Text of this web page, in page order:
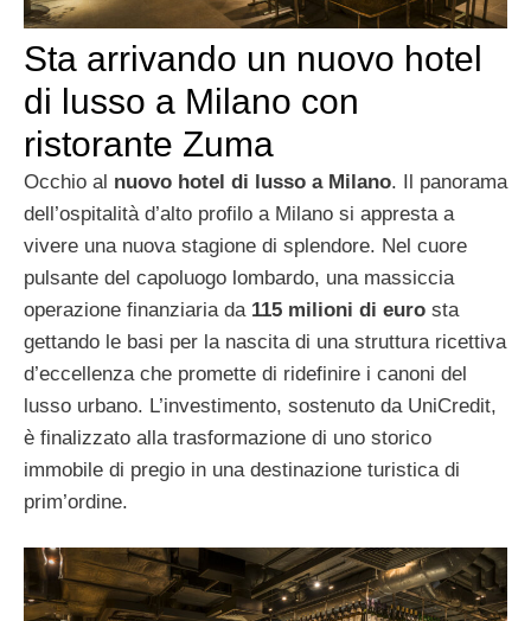
Sta arrivando un nuovo hotel
di lusso a Milano con
ristorante Zuma
Occhio al nuovo hotel di lusso a Milano. Il panorama
dell’ospitalità d’alto profilo a Milano si appresta a
vivere una nuova stagione di splendore. Nel cuore
pulsante del capoluogo lombardo, una massiccia
operazione finanziaria da 115 milioni di euro sta
gettando le basi per la nascita di una struttura ricettiva
d’eccellenza che promette di ridefinire i canoni del
lusso urbano. L’investimento, sostenuto da UniCredit,
è finalizzato alla trasformazione di uno storico
immobile di pregio in una destinazione turistica di
prim’ordine.